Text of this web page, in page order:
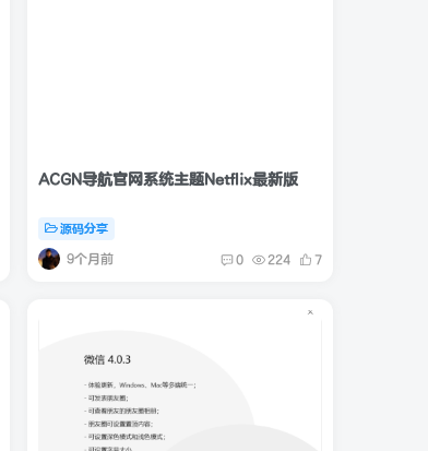
ACGN导航官网系统主题Netflix最新版
源码分享
9个月前 0 224 7